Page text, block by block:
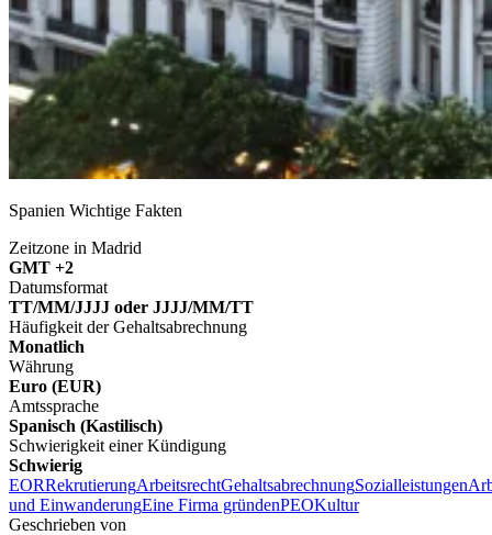
Spanien Wichtige Fakten
Zeitzone in Madrid
GMT +2
Datumsformat
TT/MM/JJJJ oder JJJJ/MM/TT
Häufigkeit der Gehaltsabrechnung
Monatlich
Währung
Euro (EUR)
Amtssprache
Spanisch (Kastilisch)
Schwierigkeit einer Kündigung
Schwierig
EORRekrutierungArbeitsrechtGehaltsabrechnungSozialleistungen
und EinwanderungEine Firma gründenPEOKultur
Geschrieben von